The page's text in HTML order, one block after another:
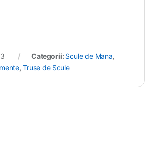
Categorii: Scule de Mana,
, Truse de Scule